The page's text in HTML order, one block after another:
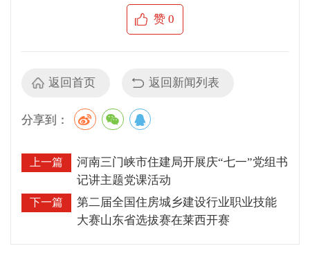
赞0
返回首页 返回新闻列表
分享到：
上一篇
河南三门峡市住建局开展庆“七一”党组书
记讲主题党课活动
下一篇
第二届全国住房城乡建设行业职业技能
大赛山东省选拔赛在莱西开赛